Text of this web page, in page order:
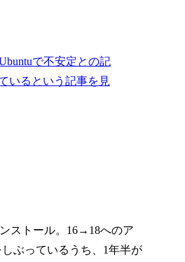
で不安定との記
いるという記事を見
ストール。16→18へのア
ぶっているうち、1年半が